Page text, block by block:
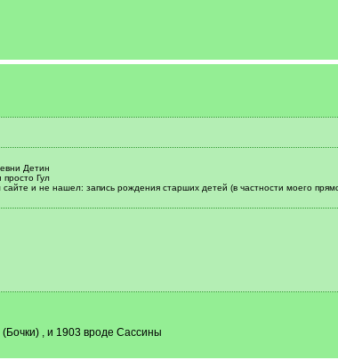
Детин
просто Гул
и не нашел: запись рождения старших детей (в частности моего
, и 1903 вроде Сассины